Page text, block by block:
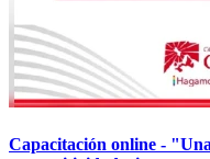
Capacitación online -